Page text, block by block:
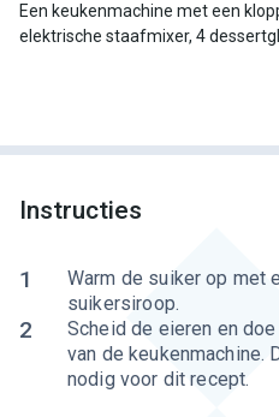
Een keukenmachine met een
elektrische staafmixer, 4
Instructies
1
Warm de suiker op met
suikersiroop.
2
Scheid de eieren en
van de keukenmachine.
nodig voor dit recept.